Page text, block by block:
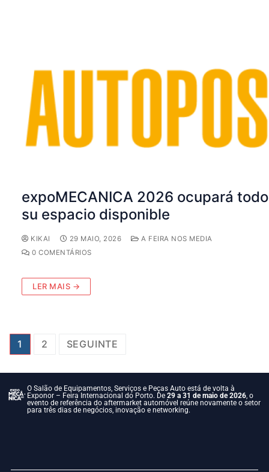
expoMECANICA 2026 ocupará todo
su espacio disponible
KIKAI 29 MAIO, 2026
A FEIRA NOS MEDIA
0 COMENTÁRIOS
LER MAIS →
1 2 SEGUINTE
O Salão de Equipamentos, Serviços e Peças Auto está de volta à
Exponor – Feira Internacional do Porto. De29 a 31 de maio de 2026, o
evento de referência do aftermarket automóvel reúne novamente o setor
para três dias de negócios, inovação e networking.